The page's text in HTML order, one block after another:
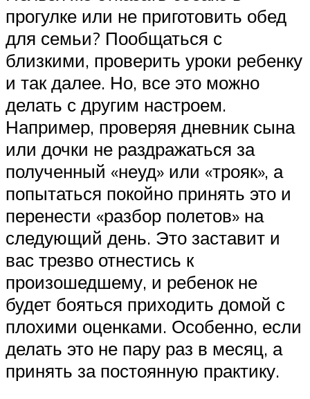
прогулке или не приготовить обед
для семьи? Пообщаться с
близкими, проверить уроки ребенку
и так далее. Но, все это можно
делать с другим настроем.
Например, проверяя дневник сына
или дочки не раздражаться за
полученный «неуд» или «трояк», а
попытаться покойно принять это и
перенести «разбор полетов» на
следующий день. Это заставит и
вас трезво отнестись к
произошедшему, и ребенок не
будет бояться приходить домой с
плохими оценками. Особенно, если
делать это не пару раз в месяц, а
принять за постоянную практику.